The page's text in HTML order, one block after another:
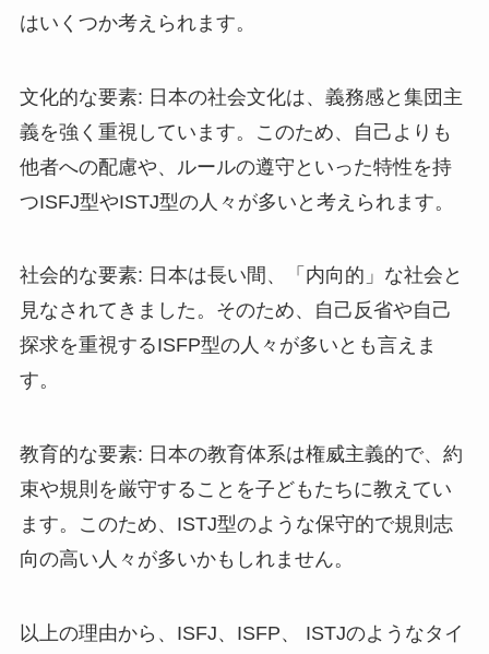
はいくつか考えられます。
文化的な要素: 日本の社会文化は、義務感と集団主
義を強く重視しています。このため、自己よりも
他者への配慮や、ルールの遵守といった特性を持
つISFJ型やISTJ型の人々が多いと考えられます。
社会的な要素: 日本は長い間、「内向的」な社会と
見なされてきました。そのため、自己反省や自己
探求を重視するISFP型の人々が多いとも言えま
す。
教育的な要素: 日本の教育体系は権威主義的で、約
束や規則を厳守することを子どもたちに教えてい
ます。このため、ISTJ型のような保守的で規則志
向の高い人々が多いかもしれません。
以上の理由から、ISFJ、ISFP、 ISTJのようなタイ